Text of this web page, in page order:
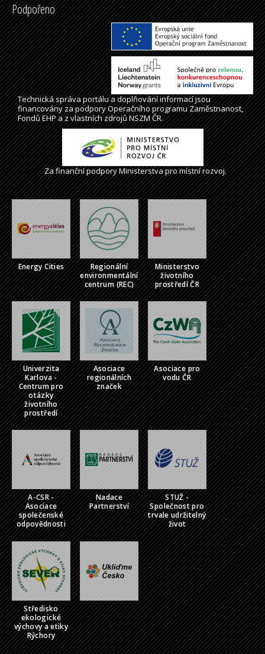
Podpořeno
Technická správaportálua doplňování informací jsou
financovány za podpory Operačního programu Zaměstnanost,
Fondů EHP a z vlastních zdrojů NSZM ČR.
Za finanční podpory Ministerstva pro místní rozvoj.
Energy Cities
Regionální
environmentální
centrum (REC)
Ministerstvo
životního
prostředí ČR
Univerzita
Karlova -
Centrum pro
otázky
životního
prostředí
Asociace
regionálních
značek
Asociace pro
vodu ČR
A-CSR -
Asociace
společenské
odpovědnosti
Nadace
Partnerství
STUŽ -
Společnost pro
trvale udržitelný
život
Středisko
ekologické
výchovy a etiky
Rýchory